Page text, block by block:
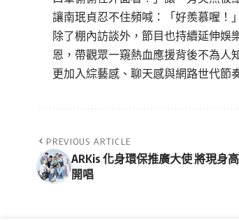
讓南珉貞忍不住頻喊：「好羨慕喔！」
除了棚內訪談外，節目也持續延伸娛
恩，帶觀眾一窺熱血應援背後不為人
更加入綜藝感、聊天感與網路世代節
PREVIOUS ARTICLE
ARKis 化身環保推廣大使 將現身
開唱